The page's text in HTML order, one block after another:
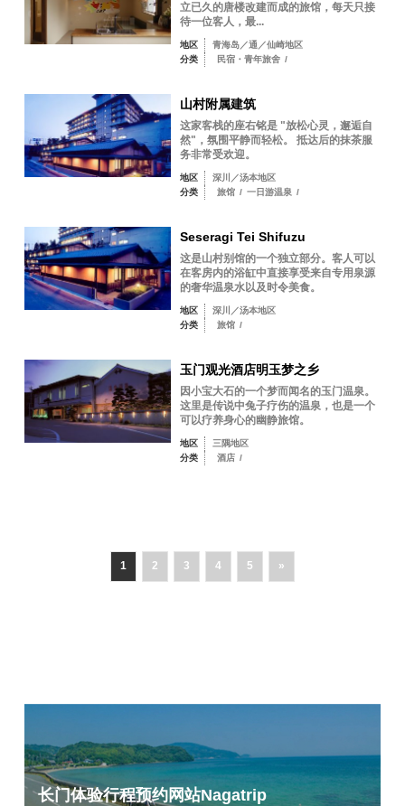
立已久的唐楼改建而成的旅馆，每天只接
待一位客人，最...
地区
青海岛／通／仙崎地区
分类
民宿・青年旅舍 /
山村附属建筑
这家客栈的座右铭是 "放松心灵，邂逅自
然"，氛围平静而轻松。 抵达后的抹茶服
务非常受欢迎。
地区
深川／汤本地区
分类
旅馆 / 一日游温泉 /
Seseragi Tei Shifuzu
这是山村别馆的一个独立部分。客人可以
在客房内的浴缸中直接享受来自专用泉源
的奢华温泉水以及时令美食。
地区
深川／汤本地区
分类
旅馆 /
玉门观光酒店明玉梦之乡
因小宝大石的一个梦而闻名的玉门温泉。
这里是传说中兔子疗伤的温泉，也是一个
可以疗养身心的幽静旅馆。
地区
三隅地区
分类
酒店 /
1 2 3 4 5 »
长门体验行程预约网站Nagatrip